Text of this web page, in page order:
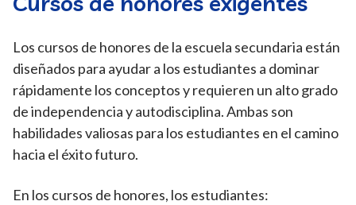
Los cursos de honores de la escuela secundaria están
diseñados para ayudar a los estudiantes a dominar
rápidamente los conceptos y requieren un alto grado
de independencia y autodisciplina. Ambas son
habilidades valiosas para los estudiantes en el camino
hacia el éxito futuro.
En los cursos de honores, los estudiantes: